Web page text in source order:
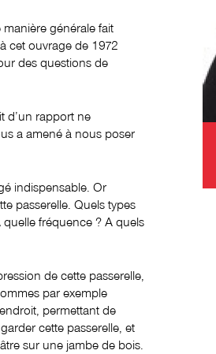
manière générale fait
cet ouvrage de 1972
des questions de
d’un rapport ne
a amené à nous poser
indispensable. Or
passerelle. Quels types
fréquence ? A quels
de cette passerelle,
par exemple
permettant de
cette passerelle, et
sur une jambe de bois.